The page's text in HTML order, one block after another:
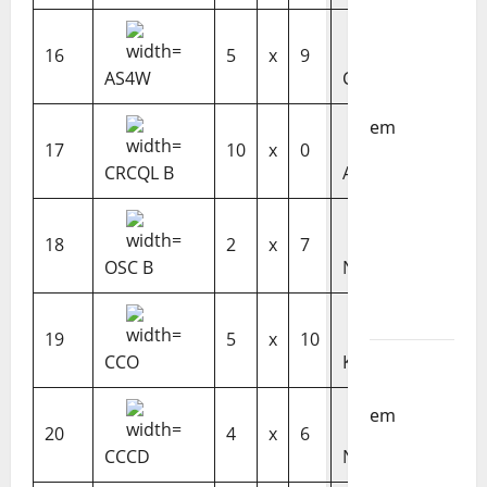
16
AS4W
5 x
9
CRCQL
17
CRCQL B
10 x
0
AS4W B
18
OSC B
2 x
7
NCB B
19
CCO
5 x
10
KLX
20
CCCD
4 x
6
NCB
em
em